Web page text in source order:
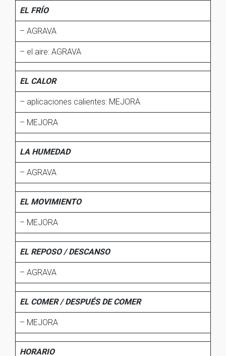
EL FRÍO
– AGRAVA
– el aire: AGRAVA
EL CALOR
– aplicaciones calientes: MEJORA
– MEJORA
LA HUMEDAD
– AGRAVA
EL MOVIMIENTO
– MEJORA
EL REPOSO / DESCANSO
– AGRAVA
EL COMER / DESPUÉS DE COMER
– MEJORA
HORARIO